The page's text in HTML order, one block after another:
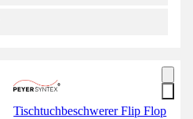
Tischtuchbeschwerer Flip Flop